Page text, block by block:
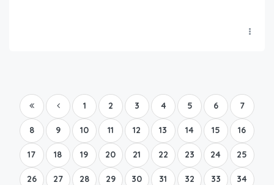
1 2 3 4 5 6 7
8 9 10 11 12 13 14 15 16
17 18 19 20 21 22 23 24 25
26 27 28 29 30 31 32 33 34